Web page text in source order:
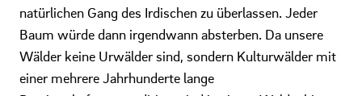
natürlichen Gang des Irdischen zu überlassen. Jeder
Baum würde dann irgendwann absterben. Da unsere
Wälder keine Urwälder sind, sondern Kulturwälder mit
einer mehrere Jahrhunderte lange